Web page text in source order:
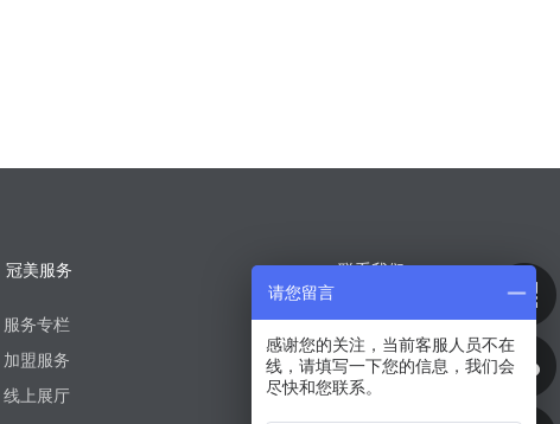
美服务
服务专栏
加盟服务
线上展厅
一 联系我们
24小时服务热线：
400-888-5499​
请您留言
感谢您的关注，当前客服人员不在
线，请填写一下您的信息，我们会
尽快和您联系。